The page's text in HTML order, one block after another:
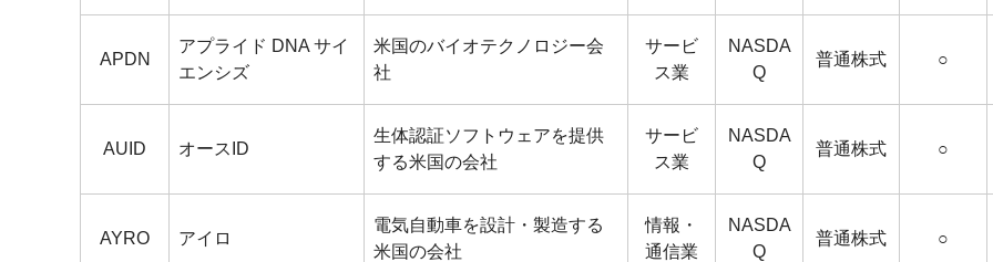
APDN
アプライド DNA サイ
エンシズ
米国のバイオテクノロジー会
社
サービ
ス業
NASDA
Q
普通株式 ○
AUID オースID
生体認証ソフトウェアを提供
する米国の会社
サービ
ス業
NASDA
Q
普通株式 ○
AYRO アイロ
電気自動車を設計・製造する
米国の会社
情報・
通信業
NASDA
Q
普通株式 ○